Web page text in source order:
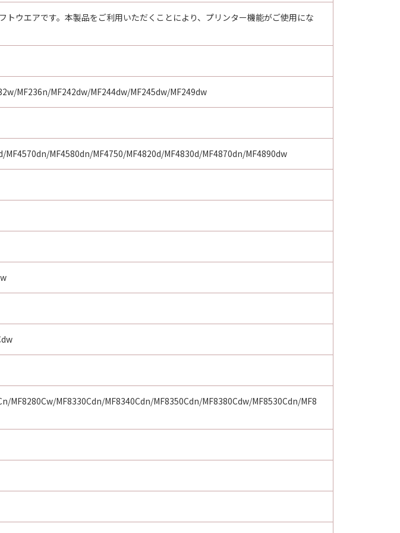
ウエアです。本製品をご利用いただくことにより、プリンター機能がご使用にな
MF236n/MF242dw/MF244dw/MF245dw/MF249dw
MF4580dn/MF4750/MF4820d/MF4830d/MF4870dn/MF4890dw
MF8280Cw/MF8330Cdn/MF8340Cdn/MF8350Cdn/MF8380Cdw/MF8530Cdn/MF8